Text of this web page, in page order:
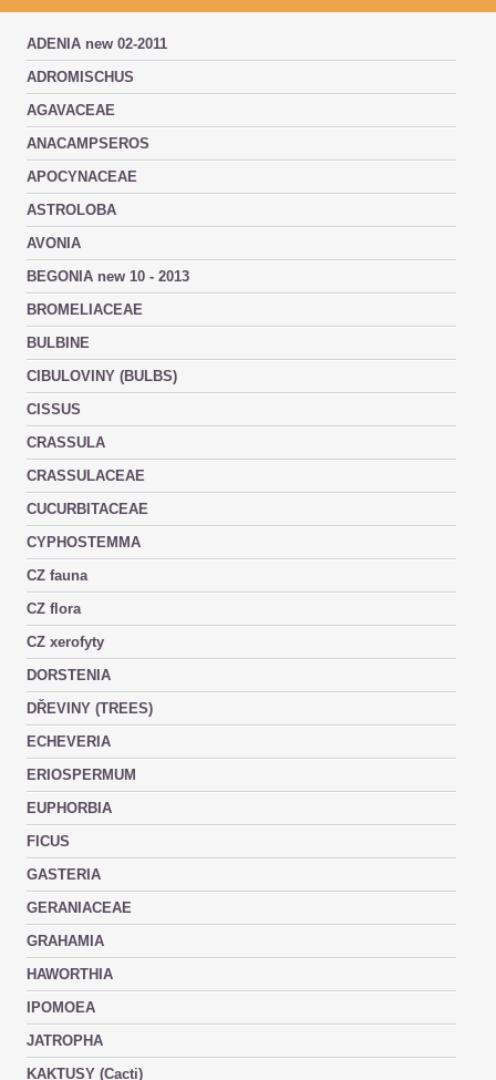
ADENIA new 02-2011
ADROMISCHUS
AGAVACEAE
ANACAMPSEROS
APOCYNACEAE
ASTROLOBA
AVONIA
BEGONIA new 10 - 2013
BROMELIACEAE
BULBINE
CIBULOVINY (BULBS)
CISSUS
CRASSULA
CRASSULACEAE
CUCURBITACEAE
CYPHOSTEMMA
CZ fauna
CZ flora
CZ xerofyty
DORSTENIA
DŘEVINY (TREES)
ECHEVERIA
ERIOSPERMUM
EUPHORBIA
FICUS
GASTERIA
GERANIACEAE
GRAHAMIA
HAWORTHIA
IPOMOEA
JATROPHA
KAKTUSY (Cacti)